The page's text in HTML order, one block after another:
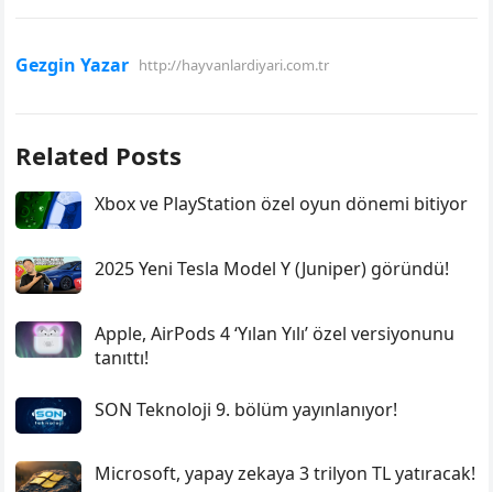
Gezgin Yazar http://hayvanlardiyari.com.tr
Related Posts
Xbox ve PlayStation özel oyun dönemi bitiyor
2025 Yeni Tesla Model Y (Juniper) göründü!
Apple, AirPods 4 ‘Yılan Yılı’ özel versiyonunu
tanıttı!
SON Teknoloji 9. bölüm yayınlanıyor!
Microsoft, yapay zekaya 3 trilyon TL yatıracak!